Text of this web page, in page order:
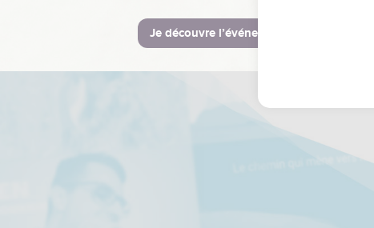
Je découvre l’événement